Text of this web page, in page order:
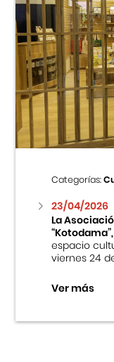
Categorías:
23/04/2026
La
espacio
viernes 24
Ver más